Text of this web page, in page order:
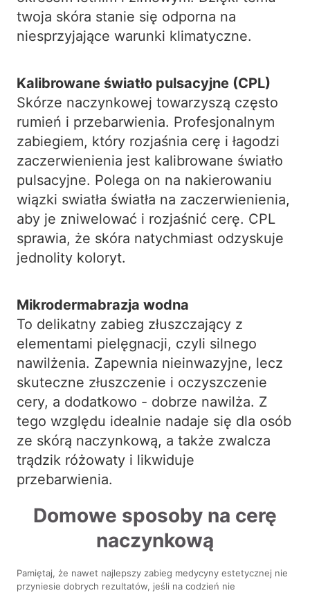
twoja skóra stanie się odporna na
niesprzyjające warunki klimatyczne.
Kalibrowane światło pulsacyjne (CPL)
Skórze naczynkowej towarzyszą często
rumień i przebarwienia. Profesjonalnym
zabiegiem, który rozjaśnia cerę i łagodzi
zaczerwienienia jest kalibrowane światło
pulsacyjne. Polega on na nakierowaniu
wiązki swiatła światła na zaczerwienienia,
aby je zniwelować i rozjaśnić cerę. CPL
sprawia, że skóra natychmiast odzyskuje
jednolity koloryt.
Mikrodermabrazja wodna
To delikatny zabieg złuszczający z
elementami pielęgnacji, czyli silnego
nawilżenia. Zapewnia nieinwazyjne, lecz
skuteczne złuszczenie i oczyszczenie
cery, a dodatkowo - dobrze nawilża. Z
tego względu idealnie nadaje się dla osób
ze skórą naczynkową, a także zwalcza
trądzik różowaty i likwiduje
przebarwienia.
Domowe sposoby na cerę
naczynkową
Pamiętaj, że nawet najlepszy zabieg medycyny estetycznej nie
przyniesie dobrych rezultatów, jeśli na codzień nie